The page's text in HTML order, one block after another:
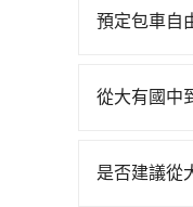
產生。
預定包車自
的需求安排
從大有國中
到車，也可
是否建議從